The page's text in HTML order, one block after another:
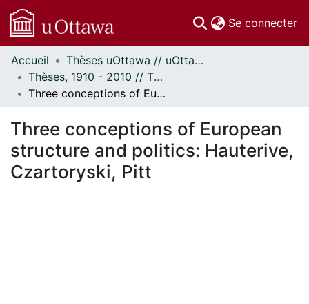
Se connecter
Communautés
et collections
Parcourir
À propos
Accueil
Thèses uOttawa // uOttawa Theses
Thèses, 1910 - 2010 // Theses, 1910 - 2010
Three conceptions of European structure and politics: Hauterive, Czartoryski, Pitt
Three conceptions of European
structure and politics: Hauterive,
Czartoryski, Pitt